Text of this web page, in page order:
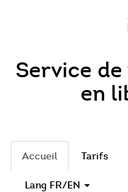
Service
en
Accueil Tarifs
Lang FR/EN